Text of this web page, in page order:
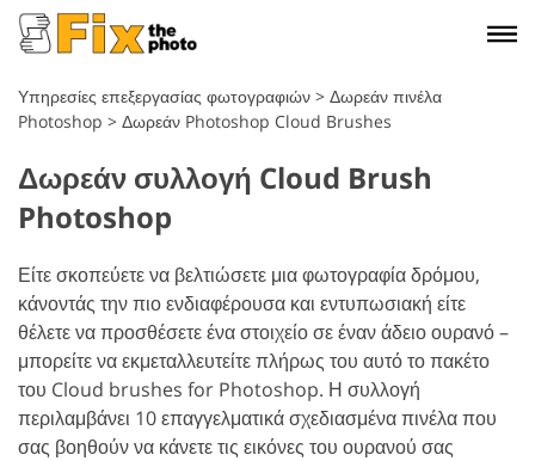
Υπηρεσίες επεξεργασίας φωτογραφιών > Δωρεάν πινέλα
Photoshop > Δωρεάν Photoshop Cloud Brushes
Δωρεάν συλλογή Cloud Brush
Photoshop
Είτε σκοπεύετε να βελτιώσετε μια φωτογραφία δρόμου,
κάνοντάς την πιο ενδιαφέρουσα και εντυπωσιακή είτε
θέλετε να προσθέσετε ένα στοιχείο σε έναν άδειο ουρανό –
μπορείτε να εκμεταλλευτείτε πλήρως του αυτό το πακέτο
του Cloud brushes for Photoshop. Η συλλογή
περιλαμβάνει 10 επαγγελματικά σχεδιασμένα πινέλα που
σας βοηθούν να κάνετε τις εικόνες του ουρανού σας